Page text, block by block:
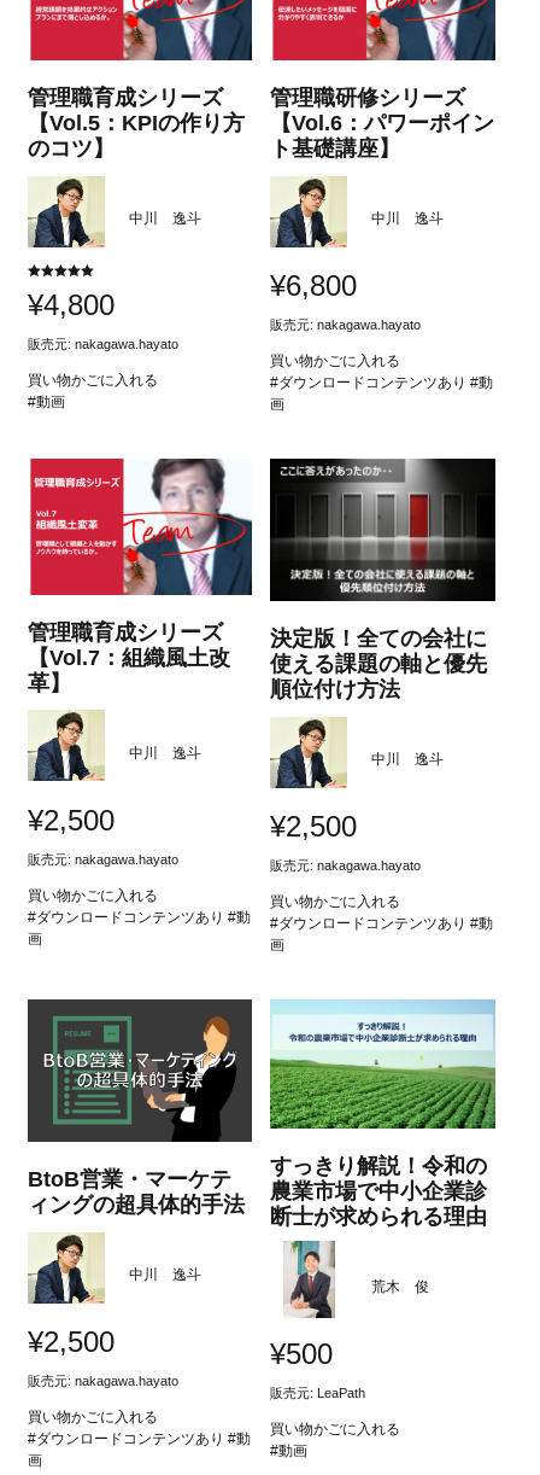
管理職育成シリーズ
【Vol.5：KPIの作り方
のコツ】
中川 逸斗
5.00
の評価
¥4,800
販売元: nakagawa.hayato
買い物かごに入れる
#動画
管理職研修シリーズ
【Vol.6：パワーポイン
ト基礎講座】
中川 逸斗
¥6,800
販売元:nakagawa.hayato
買い物かごに入れる
#ダウンロードコンテンツあり #動
画
管理職育成シリーズ
【Vol.7：組織風土改
革】
中川 逸斗
¥2,500
販売元: nakagawa.hayato
買い物かごに入れる
#ダウンロードコンテンツあり #動
画
決定版！全ての会社に
使える課題の軸と優先
順位付け方法
中川 逸斗
¥2,500
販売元:nakagawa.hayato
買い物かごに入れる
#ダウンロードコンテンツあり #動
画
BtoB営業・マーケテ
ィングの超具体的手法
中川 逸斗
¥2,500
販売元: nakagawa.hayato
買い物かごに入れる
#ダウンロードコンテンツあり #動
画
すっきり解説！令和の
農業市場で中小企業診
断士が求められる理由
荒木 俊
¥500
販売元: LeaPath
買い物かごに入れる
#動画